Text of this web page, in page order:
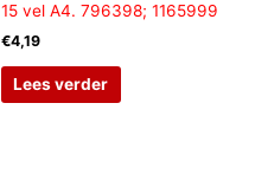
15 vel A4. 796398; 1165999
€4,19
Lees verder